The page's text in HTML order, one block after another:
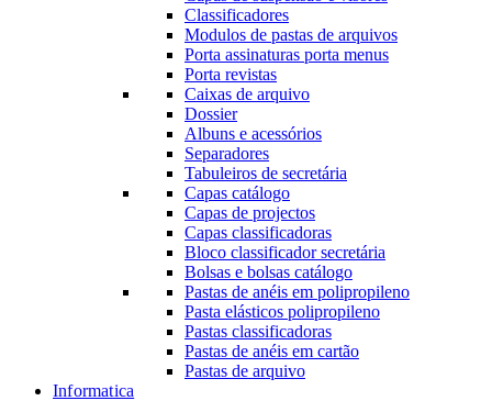
Classificadores
Modulos de pastas de arquivos
Porta assinaturas porta menus
Porta revistas
Caixas de arquivo
Dossier
Albuns e acessórios
Separadores
Tabuleiros de secretária
Capas catálogo
Capas de projectos
Capas classificadoras
Bloco classificador secretária
Bolsas e bolsas catálogo
Pastas de anéis em polipropileno
Pasta elásticos polipropileno
Pastas classificadoras
Pastas de anéis em cartão
Pastas de arquivo
Informatica